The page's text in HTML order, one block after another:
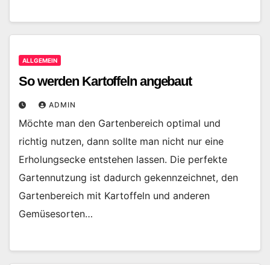
ALLGEMEIN
So werden Kartoffeln angebaut
ADMIN
Möchte man den Gartenbereich optimal und
richtig nutzen, dann sollte man nicht nur eine
Erholungsecke entstehen lassen. Die perfekte
Gartennutzung ist dadurch gekennzeichnet, den
Gartenbereich mit Kartoffeln und anderen
Gemüsesorten…